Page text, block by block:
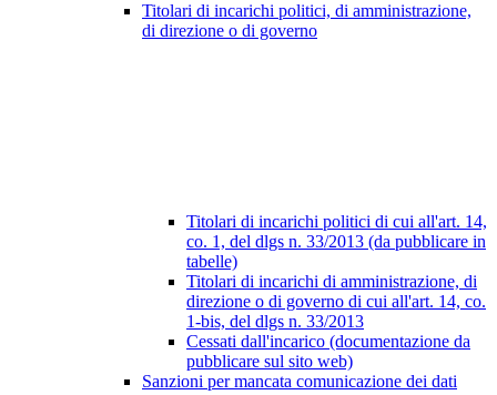
Titolari di incarichi politici, di amministrazione,
di direzione o di governo
Titolari di incarichi politici di cui all'art. 14,
co. 1, del dlgs n. 33/2013 (da pubblicare in
tabelle)
Titolari di incarichi di amministrazione, di
direzione o di governo di cui all'art. 14, co.
1-bis, del dlgs n. 33/2013
Cessati dall'incarico (documentazione da
pubblicare sul sito web)
Sanzioni per mancata comunicazione dei dati